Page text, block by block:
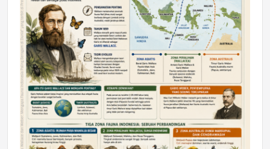
Astra Motor Kalimantan Timur 2 Dukung
Mahasiswa Samarinda dalam Astra
Honda SDGs Future Leaders 2026
Jumat, 10 Jul 2026 19:01